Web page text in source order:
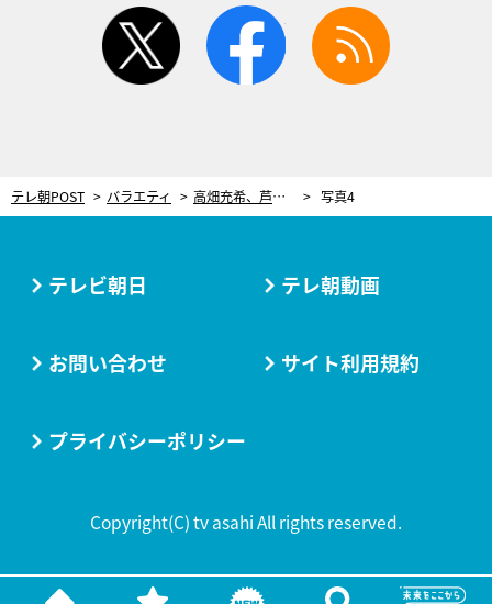
twitter facebook
テレ朝POST バラエティ 高畑充希、芦田愛菜と初共演！幼いころ“同じモノ”に熱中していたことが発覚 写真4
テレビ朝日 テレ朝動画
お問い合わせ サイト利用規約
プライバシーポリシー
Copyright(C) tv asahi All rights reserved.